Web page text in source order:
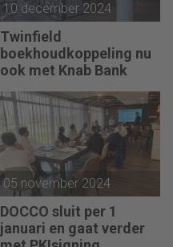
10 december 2024
Twinfield
boekhoudkoppeling nu
ook met Knab Bank
05 november 2024
DOCCO sluit per 1
januari en gaat verder